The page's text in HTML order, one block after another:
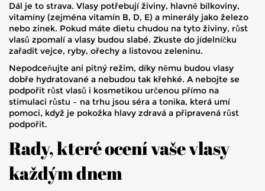
Dál je to strava. Vlasy potřebují živiny, hlavně bílkoviny,
vitamíny (zejména vitamín B, D, E) a minerály jako železo
nebo zinek. Pokud máte dietu chudou na tyto živiny, růst
vlasů zpomalí a vlasy budou slabé. Zkuste do jídelníčku
zařadit vejce, ryby, ořechy a listovou zeleninu.
Nepodceňujte ani pitný režim, díky němu budou vlasy
dobře hydratované a nebudou tak křehké. A nebojte se
podpořit růst vlasů i kosmetikou určenou přímo na
stimulaci růstu – na trhu jsou séra a tonika, která umí
pomoci, když je pokožka hlavy zdravá a připravená růst
podpořit.
Rady, které ocení vaše vlasy
každým dnem